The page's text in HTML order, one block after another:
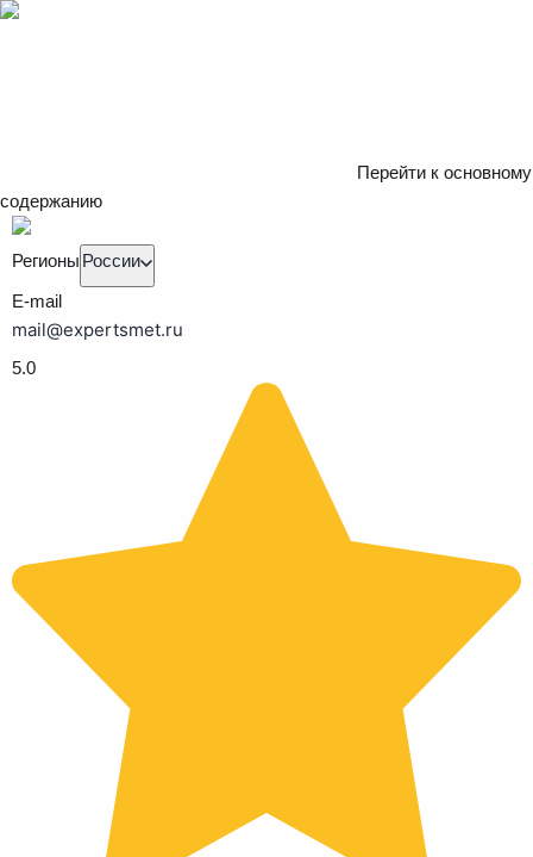
Перейти к основному
содержанию
Регионы России
E-mail
mail@expertsmet.ru
5.0